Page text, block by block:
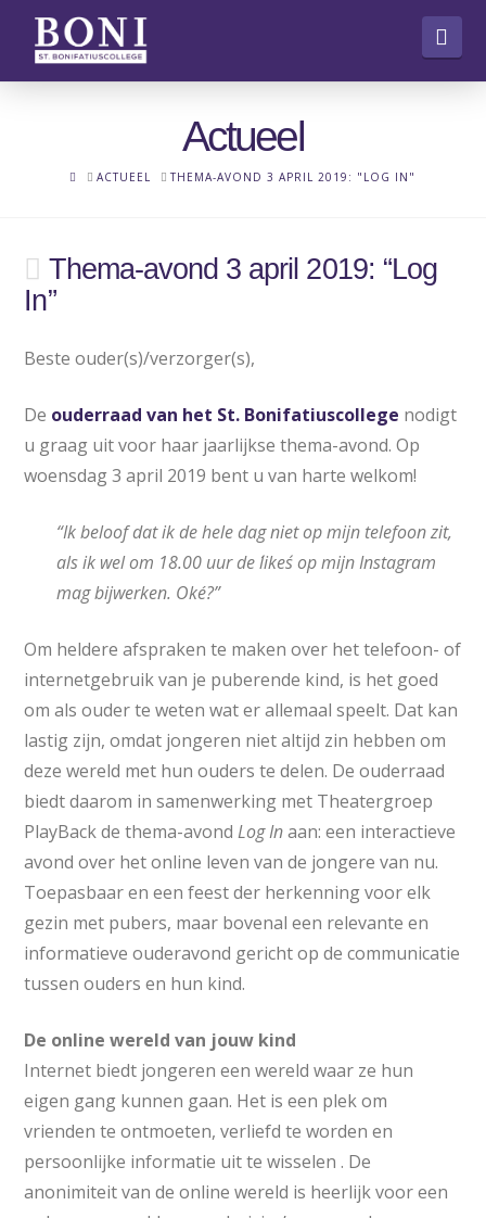
Actueel
HOME
ACTUEEL THEMA-AVOND 3 APRIL 2019: "LOG IN"
Thema-avond 3 april 2019: “Log
In”
Beste ouder(s)/verzorger(s),
De ouderraad van het St. Bonifatiuscollege nodigt
u graag uit voor haar jaarlijkse thema-avond. Op
woensdag 3 april 2019 bent u van harte welkom!
“Ik beloof dat ik de hele dag niet op mijn telefoon zit,
als ik wel om 18.00 uur de ´likes´ op mijn Instagram
mag bijwerken. Oké?”
Om heldere afspraken te maken over het telefoon- of
internetgebruik van je puberende kind, is het goed
om als ouder te weten wat er allemaal speelt. Dat kan
lastig zijn, omdat jongeren niet altijd zin hebben om
deze wereld met hun ouders te delen. De ouderraad
biedt daarom in samenwerking met Theatergroep
PlayBack de thema-avondLog Inaan: een interactieve
avond over het online leven van de jongere van nu.
Toepasbaar en een feest der herkenning voor elk
gezin met pubers, maar bovenal een relevante en
informatieve ouderavond gericht op de communicatie
tussen ouders en hun kind.
De online wereld van jouw kind
Internet biedt jongeren een wereld waar ze hun
eigen gang kunnen gaan. Het is een plek om
vrienden te ontmoeten, verliefd te worden en
persoonlijke informatie uit te wisselen . De
anonimiteit van de online wereld is heerlijk voor een